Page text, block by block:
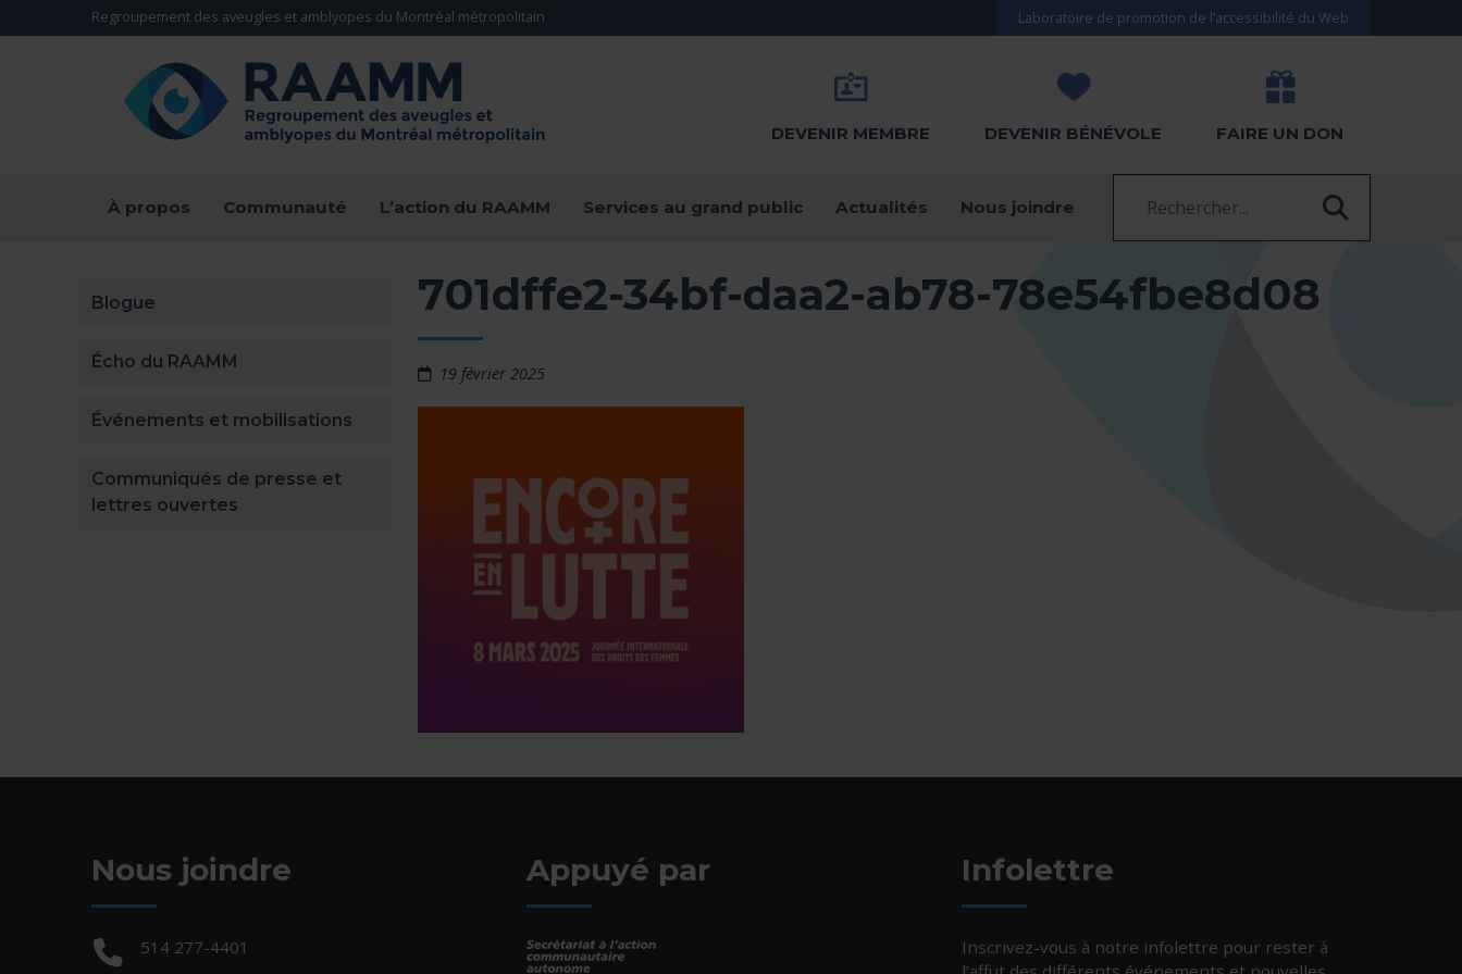
Aller directement au contenu
Regroupement des aveugles et amblyopes du Montréal métropolitain Laboratoire de promotion de l’accessibilité du Web
DEVENIR MEMBRE DEVENIR BÉNÉVOLE FAIRE UN DON
À propos Communauté L’action du RAAMM Services au grand public Actualités Nous joindre
Blogue
Écho du RAAMM
Événements et mobilisations
Communiqués de presse et
lettres ouvertes
701dffe2-34bf-daa2-ab78-78e54fbe8d08
19 février 2025
Nous joindre
Téléphone :
514 277-4401
Appuyé par Infolettre
Inscrivez-vous à notre infolettre pour rester à